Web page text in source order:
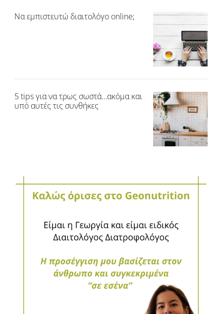
Να εμπιστευτώ διαιτολόγο online;
5 tips για να τρως σωστά…ακόμα και
υπό αυτές τις συνθήκες